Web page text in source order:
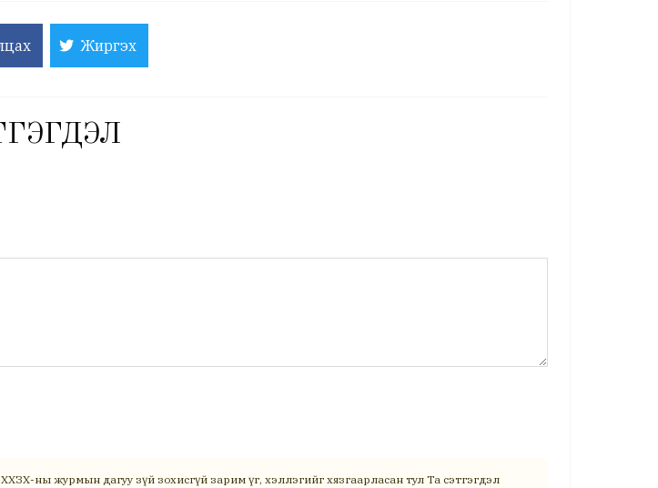
Жиргэх
ны журмын дагуу зүй зохисгүй зарим үг, хэллэгийг хязгаарласан тул Та сэтгэгдэл